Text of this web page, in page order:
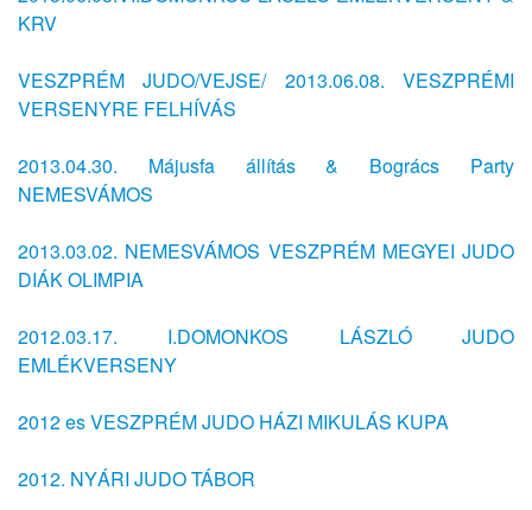
KRV
VESZPRÉM JUDO/VEJSE/ 2013.06.08. VESZPRÉMI
VERSENYRE FELHÍVÁS
2013.04.30. Májusfa állítás & Bogrács Party
NEMESVÁMOS
2013.03.02. NEMESVÁMOS VESZPRÉM MEGYEI JUDO
DIÁK OLIMPIA
2012.03.17. I.DOMONKOS LÁSZLÓ JUDO
EMLÉKVERSENY
2012 es VESZPRÉM JUDO HÁZI MIKULÁS KUPA
2012. NYÁRI JUDO TÁBOR